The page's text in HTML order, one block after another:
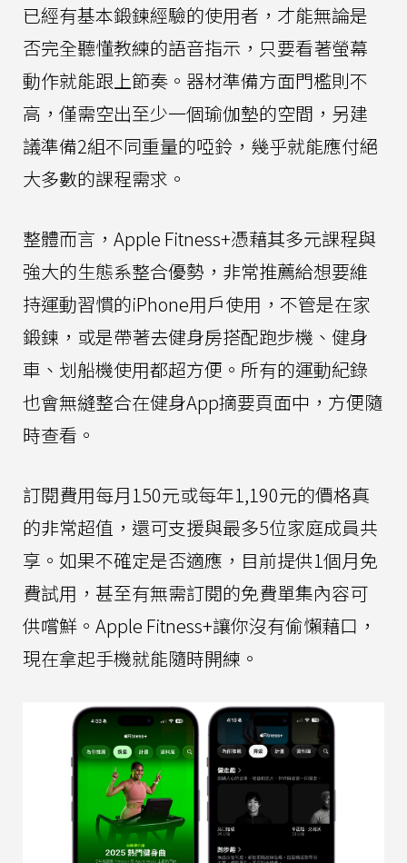
已經有基本鍛鍊經驗的使用者，才能無論是
否完全聽懂教練的語音指示，只要看著螢幕
動作就能跟上節奏。器材準備方面門檻則不
高，僅需空出至少一個瑜伽墊的空間，另建
議準備2組不同重量的啞鈴，幾乎就能應付絕
大多數的課程需求。
整體而言，Apple Fitness+憑藉其多元課程與
強大的生態系整合優勢，非常推薦給想要維
持運動習慣的iPhone用戶使用，不管是在家
鍛鍊，或是帶著去健身房搭配跑步機、健身
車、划船機使用都超方便。所有的運動紀錄
也會無縫整合在健身App摘要頁面中，方便隨
時查看。
訂閱費用每月150元或每年1,190元的價格真
的非常超值，還可支援與最多5位家庭成員共
享。如果不確定是否適應，目前提供1個月免
費試用，甚至有無需訂閱的免費單集內容可
供嚐鮮。Apple Fitness+讓你沒有偷懶藉口，
現在拿起手機就能隨時開練。